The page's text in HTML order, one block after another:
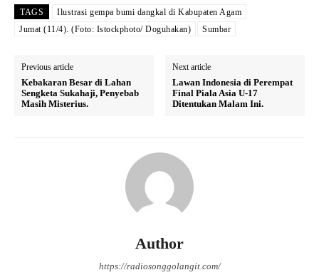
TAGS
Ilustrasi gempa bumi dangkal di Kabupaten Agam
Jumat (11/4). (Foto: Istockphoto/ Doguhakan)
Sumbar
Previous article
Kebakaran Besar di Lahan
Sengketa Sukahaji, Penyebab
Masih Misterius.
Next article
Lawan Indonesia di Perempat
Final Piala Asia U-17
Ditentukan Malam Ini.
Author
https://radiosonggolangit.com/